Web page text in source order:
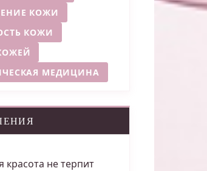
КОЖИ
КОЖИ
МЕДИЦИНА
красота не терпит